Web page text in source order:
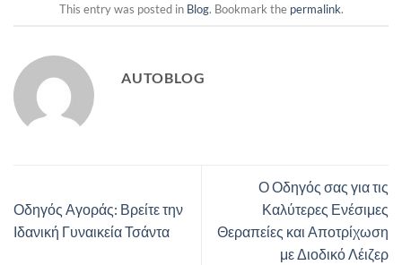
This entry was posted in Blog. Bookmark the permalink.
AUTOBLOG
Οδηγός Αγοράς: Βρείτε την
Ιδανική Γυναικεία Τσάντα
Ο Οδηγός σας για τις
Καλύτερες Ενέσιμες
Θεραπείες και Αποτρίχωση
με Διοδικό Λέιζερ